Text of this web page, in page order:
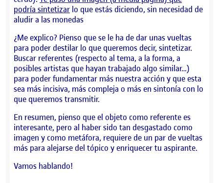
podría sintetizar lo que estás diciendo, sin necesidad de
aludir a las monedas
¿Me explico? Pienso que se le ha de dar unas vueltas
para poder destilar lo que queremos decir, sintetizar.
Buscar referentes (respecto al tema, a la forma, a
posibles artistas que hayan trabajado algo similar…)
para poder fundamentar más nuestra acción y que esta
sea más incisiva, más compleja o más en sintonía con lo
que queremos transmitir.
En resumen, pienso que el objeto como referente es
interesante, pero al haber sido tan desgastado como
imagen y como metáfora, requiere de un par de vueltas
más para alejarse del tópico y enriquecer tu aspirante.
Vamos hablando!